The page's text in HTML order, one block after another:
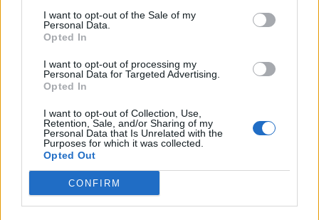
I want to opt-out of the Sale of my
Personal Data.
Opted In
I want to opt-out of processing my
Personal Data for Targeted Advertising.
Opted In
I want to opt-out of Collection, Use,
Retention, Sale, and/or Sharing of my
Personal Data that Is Unrelated with the
Purposes for which it was collected.
Opted Out
CONFIRM
αποτελεσμάτων μέσω sms
Πανελλαδικές 2026: Μαθήματα ειδικότητας
και σήμερα για τους υποψηφίους των ΕΠΑ.Λ.
Νέα ειδικότητα θα λειτουργήσει στο
Παράρτημα Άστρους της ΣΑΕΚ Τρίπολης
Πανελλαδικές 2026: Τα θέματα και οι λύσεις
στα μαθήματα ειδικότητας των υποψηφίων
στα ΕΠΑ.Λ.
Πανελλαδικές 2026: Θέματα και λύσεις σε
Ιστορία, Φυσική, Οικονομία για τους